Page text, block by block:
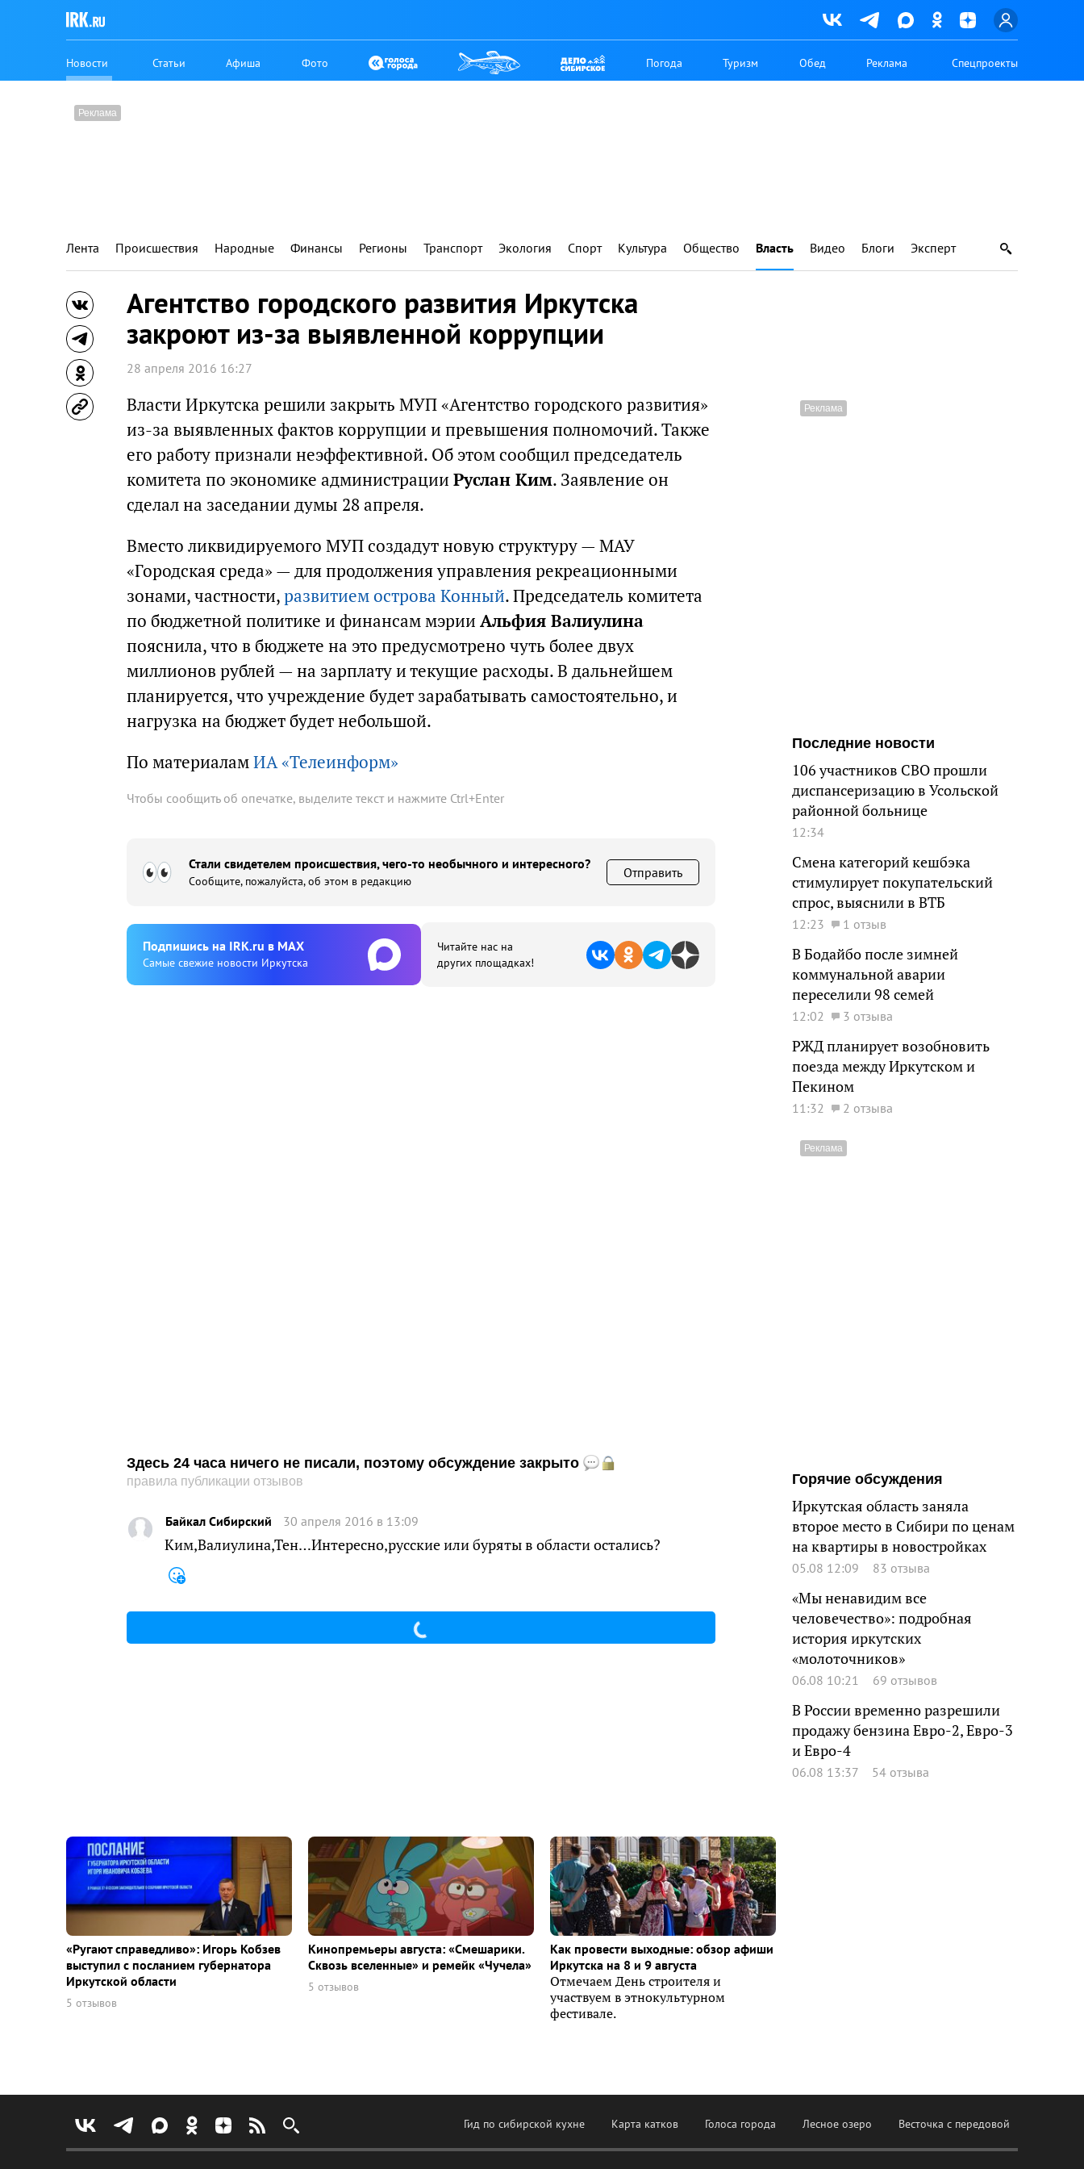
Новости Статьи Афиша Фото Погода Туризм Обед Реклама Спецпроекты
Лента Происшествия Народные Финансы Регионы Транспорт Экология Спорт Культура Общество Власть Видео Блоги Эксперт
Агентство городского развития Иркутска
закроют из-за выявленной коррупции
28 апреля 2016 16:27
Власти Иркутска решили закрыть МУП «Агентство городского развития»
из-за выявленных фактов коррупции и превышения полномочий. Также
его работу признали неэффективной. Об этом сообщил председатель
комитета по экономике администрации Руслан Ким. Заявление он
сделал на заседании думы 28 апреля.
Вместо ликвидируемого МУП создадут новую структуру — МАУ
«Городская среда» — для продолжения управления рекреационными
зонами, частности,развитием острова Конный. Председатель комитета
по бюджетной политике и финансам мэрии Альфия Валиулина
пояснила, что в бюджете на это предусмотрено чуть более двух
миллионов рублей — на зарплату и текущие расходы. В дальнейшем
планируется, что учреждение будет зарабатывать самостоятельно, и
нагрузка на бюджет будет небольшой.
По материаламИА «Телеинформ»
Чтобы сообщить об опечатке, выделите текст и нажмите Ctrl+Enter
Стали свидетелем происшествия, чего-то необычного и интересного?
Сообщите, пожалуйста, об этом в редакцию
Отправить
Подпишиcь на IRK.ru в MAX
Cамые свежие новости Иркутска
Читайте нас на
других площадках!
Здесь 24 часа ничего не писали, поэтому обсуждение закрыто
правила публикации отзывов
Байкал Сибирский 30 апреля 2016 в 13:09
Ким,Валиулина,Тен…Интересно,русские или буряты в области остались?
Последние новости
106 участников СВО прошли
диспансеризацию в Усольской
районной больнице
12:34
Смена категорий кешбэка
стимулирует покупательский
спрос, выяснили в ВТБ
12:23 1 отзыв
В Бодайбо после зимней
коммунальной аварии
переселили 98 семей
12:02 3 отзыва
РЖД планирует возобновить
поезда между Иркутском и
Пекином
11:32 2 отзыва
Горячие обсуждения
Иркутская область заняла
второе место в Сибири по ценам
на квартиры в новостройках
05.08 12:09 83 отзыва
«Мы ненавидим все
человечество»: подробная
история иркутских
«молоточников»
06.08 10:21 69 отзывов
В России временно разрешили
продажу бензина Евро-2, Евро-3
и Евро-4
06.08 13:37 54 отзыва
«Ругают справедливо»: Игорь Кобзев
выступил с посланием губернатора
Иркутской области
5 отзывов
Кинопремьеры августа: «Смешарики.
Сквозь вселенные» и ремейк «Чучела»
5 отзывов
Как провести выходные: обзор афиши
Иркутска на 8 и 9 августа
Отмечаем День строителя и
участвуем в этнокультурном
фестивале.
Гид по сибирской кухне Карта катков Голоса города Лесное озеро Весточка с передовой